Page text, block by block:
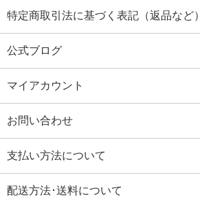
特定商取引法に基づく表記（返品など）
公式ブログ
マイアカウント
お問い合わせ
支払い方法について
配送方法･送料について